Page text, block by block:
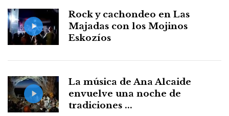
Rock y cachondeo en Las
Majadas con los Mojinos
Eskozíos
La música de Ana Alcaide
envuelve una noche de
tradiciones ...